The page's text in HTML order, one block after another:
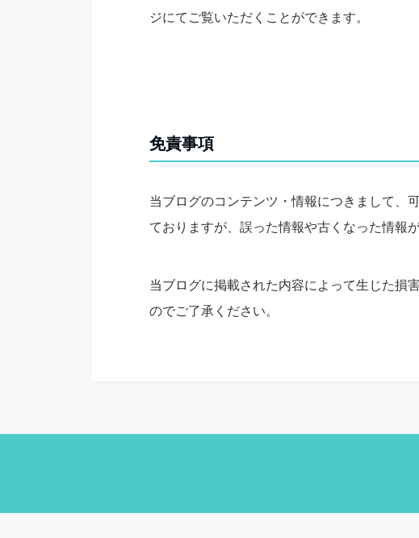
ジにてご覧いただくことができます。
免責事項
当ブログのコンテンツ・情報につきまして、
ておりますが、誤った情報や古くなった情報
当ブログに掲載された内容によって生じた損
のでご了承ください。